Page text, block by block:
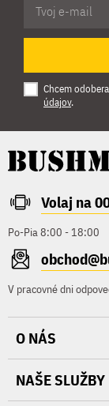
Chcem
údajov.
Volaj na
Po-Pia 8:00 - 18:00
V pracovné dni
O NÁS
NAŠE SLUŽBY